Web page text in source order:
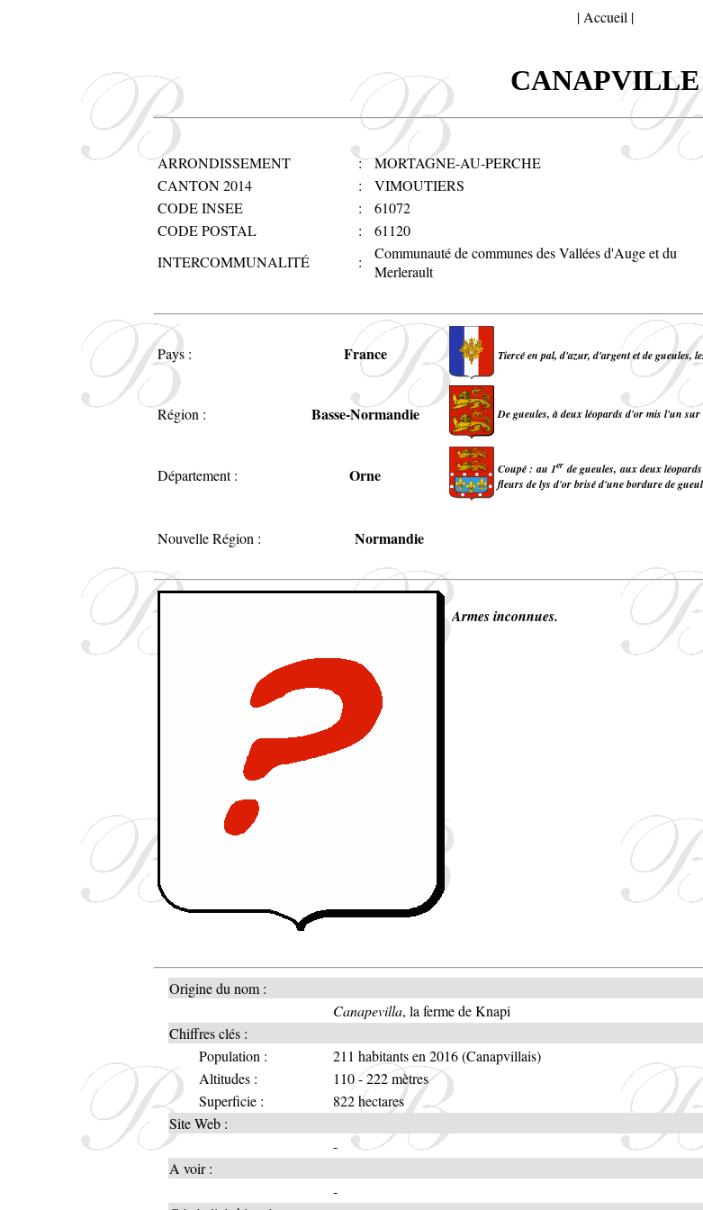
| Accueil |
CANAPVILLE
ARRONDISSEMENT :
MORTAGNE-AU-PERCHE
CANTON 2014
:
VIMOUTIERS
CODE INSEE
:
61072
CODE POSTAL
:
61120
INTERCOMMUNALITÉ
:
Communauté de communes des Vallées d'Auge et du
Merlerault
Pays : France Tiercé en pal, d'azur, d'argent et de gueules,
Région : Basse-Normandie De gueules, à deux léopards d'or mis l'un
Département : Orne Coupé : au 1er de gueules, aux deux
fleurs de lys d'or brisé d'une bordure de
Nouvelle Région : Normandie
Armes inconnues.
Origine du nom :
Canapevilla, la ferme de Knapi
Chiffres clés :
Population :
211 habitants en 2016 (Canapvillais)
Altitudes :
110 - 222 mètres
Superficie :
822 hectares
Site Web :
-
A voir :
-